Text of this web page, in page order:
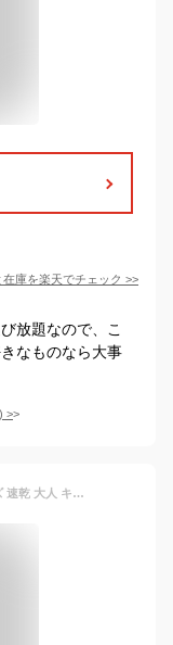
在庫を楽天でチェック >>
放題なので、こ
なものなら大事
>
プール タオル ラップタオル 選べる4サイズ 速乾 大人 キッズ メンズ レディース 大きいサイズ プールタオル 巻き巻きタオル 60cm 80cm 100cm 120cm まきまきタオル すぐ乾く マイクロファイバー こども用 海水浴 バスタオル 子供用 スイミング レジャー